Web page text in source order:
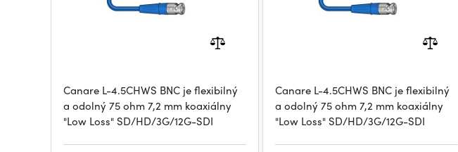
Canare L-4.5CHWS BNC je flexibilný
a odolný 75 ohm 7,2 mm koaxiálny
"Low Loss" SD/HD/3G/12G-SDI
Canare L-4.5CHWS BNC je flexibilný
a odolný 75 ohm 7,2 mm koaxiálny
"Low Loss" SD/HD/3G/12G-SDI